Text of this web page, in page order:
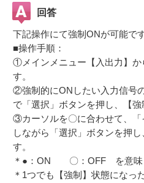
回答
下記操作にて強制ONが可能です
■操作手順：
①メインメニュー【入出力】か
す。
②強制的にONしたい入力信号
で「選択」ボタンを押し、【強
③カーソルを〇に合わせて、「
しながら「選択」ボタンを押
す。
＊●：ON 〇：OFF を意味
＊1つでも【強制】状態になっ